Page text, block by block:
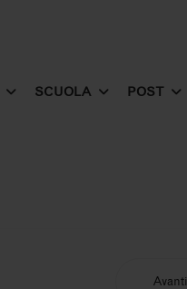
SCUOLA POST
Avanti